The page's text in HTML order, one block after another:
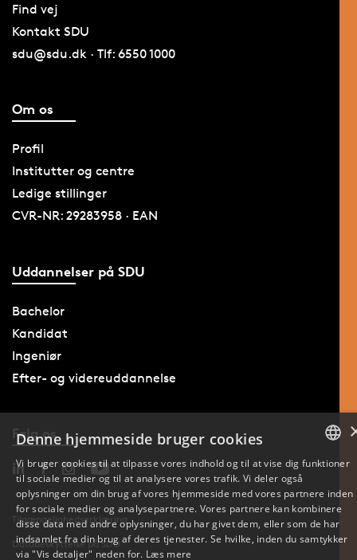
Find vej
Kontakt SDU
sdu@sdu.dk · Tlf: 6550 1000
Om os
Profil
Institutter og centre
Ledige stillinger
CVR-NR: 29283958 · EAN
Uddannelser på SDU
Bachelor
Kandidat
Ingeniør
Efter- og videreuddannelse
Følg os
Tilgængelighedserklæring
Databeskyttelse på SDU
ENGLISH
Denne hjemmeside bruger cookies
Vi bruger cookies til at tilpasse vores indhold og til at vise dig funktioner
til sociale medier og til at analysere vores trafik. Vi deler også
oplysninger om din brug af vores hjemmeside med vores partnere inden
for sociale medier og analysepartnere. Vores partnere kan kombinere
disse data med andre oplysninger, du har givet dem, eller som de har
indsamlet fra din brug af deres tjenester. Se hvilke, inden du samtykker
via "Vis detaljer" neden for. Læs mere